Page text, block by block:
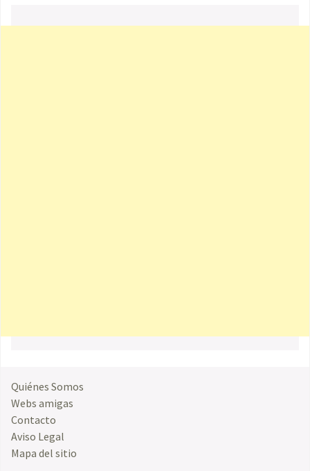
Quiénes Somos
Webs amigas
Contacto
Aviso Legal
Mapa del sitio